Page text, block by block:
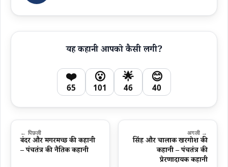
यह कहानी आपको कैसी लगी?
❤️
65
😮
101
🌟
46
😊
40
← पिछली
बंदर और मगरमच्छ की कहानी
– पंचतंत्र की नैतिक कहानी
अगली →
सिंह और चालाक खरगोश की
कहानी – पंचतंत्र की
प्रेरणादायक कहानी